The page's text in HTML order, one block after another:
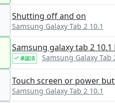
Shutting off and on
Samsung Galaxy Tab 2 10.1
Samsung galaxy tab 2
承認済 Samsung Galaxy Tab
Touch screen or power
Samsung Galaxy Tab 2 10.1